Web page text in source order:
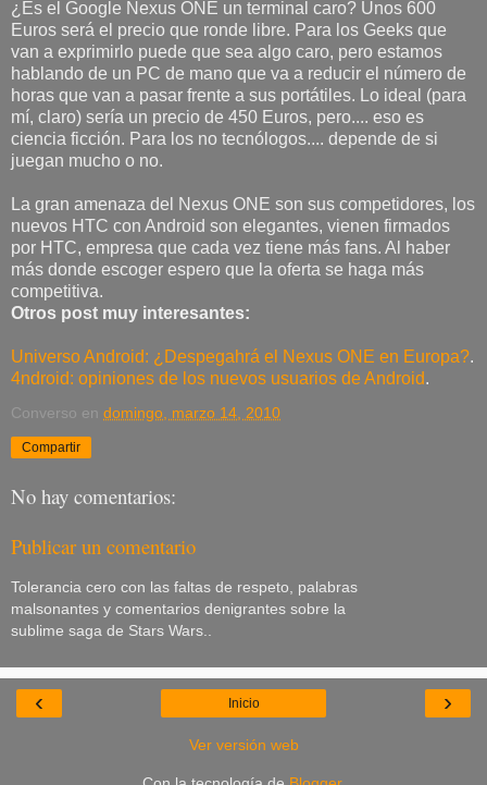
¿Es el Google Nexus ONE un terminal caro? Unos 600
Euros será el precio que ronde libre. Para los Geeks que
van a exprimirlo puede que sea algo caro, pero estamos
hablando de un PC de mano que va a reducir el número de
horas que van a pasar frente a sus portátiles. Lo ideal (para
mí, claro) sería un precio de 450 Euros, pero.... eso es
ciencia ficción. Para los no tecnólogos.... depende de si
juegan mucho o no.
La gran amenaza del Nexus ONE son sus competidores, los
nuevos HTC con Android son elegantes, vienen firmados
por HTC, empresa que cada vez tiene más fans. Al haber
más donde escoger espero que la oferta se haga más
competitiva.
Otros post muy interesantes:
Universo Android: ¿Despegahrá el Nexus ONE en Europa?.
4ndroid: opiniones de los nuevos usuarios de Android.
Converso en domingo, marzo 14, 2010
Compartir
No hay comentarios:
Publicar un comentario
Tolerancia cero con las faltas de respeto, palabras
malsonantes y comentarios denigrantes sobre la
sublime saga de Stars Wars..
‹ ›
Inicio
Ver versión web